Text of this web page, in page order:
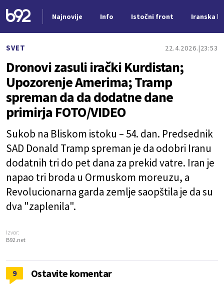
Najnovije Info Istočni front Iranska
SVET 22.4.2026. 23:53
Dronovi zasuli irački Kurdistan;
Upozorenje Amerima; Tramp
spreman da da dodatne dane
primirja FOTO/VIDEO
Sukob na Bliskom istoku – 54. dan. Predsednik
SAD Donald Tramp spreman je da odobri Iranu
dodatnih tri do pet dana za prekid vatre. Iran je
napao tri broda u Ormuskom moreuzu, a
Revolucionarna garda zemlje saopštila je da su
dva "zaplenila".
Izvor:
B92.net
9 Ostavite komentar